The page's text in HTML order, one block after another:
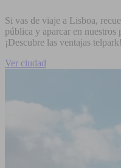
Si vas de viaje a Lisboa,
pública y aparcar en nuestros
¡Descubre las ventajas telpark!
Ver ciudad